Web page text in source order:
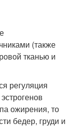
(также
тканью и
регуляция
ожирения, то
бедер, груди и